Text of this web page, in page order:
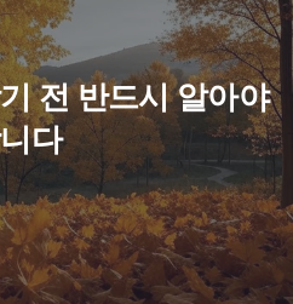
전 반드시 알아야
다